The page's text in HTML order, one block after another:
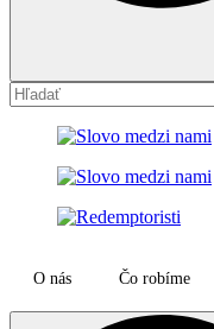
O nás Čo robíme